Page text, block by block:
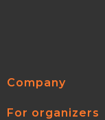
Company
For organizers